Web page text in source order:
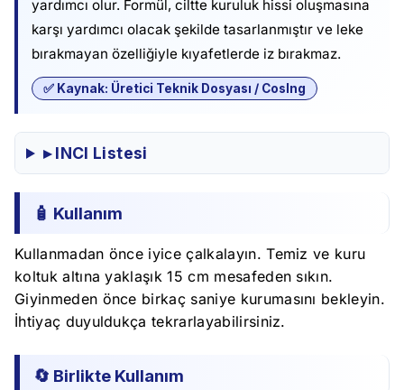
yardımcı olur. Formül, ciltte kuruluk hissi oluşmasına
karşı yardımcı olacak şekilde tasarlanmıştır ve leke
bırakmayan özelliğiyle kıyafetlerde iz bırakmaz.
✅ Kaynak: Üretici Teknik Dosyası / CosIng
▸ INCI Listesi
🧴 Kullanım
Kullanmadan önce iyice çalkalayın. Temiz ve kuru
koltuk altına yaklaşık 15 cm mesafeden sıkın.
Giyinmeden önce birkaç saniye kurumasını bekleyin.
İhtiyaç duyuldukça tekrarlayabilirsiniz.
🔄 Birlikte Kullanım